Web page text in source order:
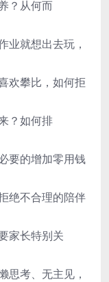
？从何而
就想出去玩，
攀比，如何拒
？如何排
的增加零用钱
不合理的陪伴
家长特别关
考、无主见，